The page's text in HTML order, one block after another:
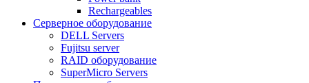
Rechargeables
Серверное оборудование
DELL Servers
Fujitsu server
RAID оборудование
SuperMicro Servers